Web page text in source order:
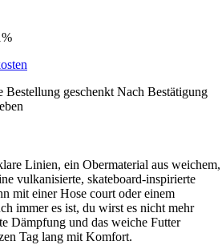
Bestellung geschenkt Nach Bestätigung
Linien, ein Obermaterial aus weichem,
vulkanisierte, skateboard-inspirierte
mit einer Hose court oder einem
immer es ist, du wirst es nicht mehr
Dämpfung und das weiche Futter
Tag lang mit Komfort.